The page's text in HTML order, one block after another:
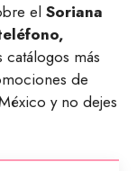
el Soriana
catálogos más
de
y no dejes